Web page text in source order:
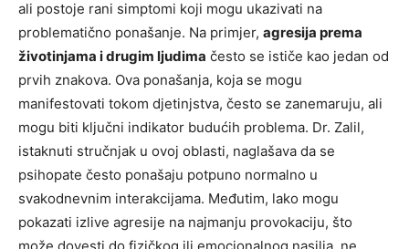
ali postoje rani simptomi koji mogu ukazivati na
problematično ponašanje. Na primjer, agresija prema
životinjama i drugim ljudima često se ističe kao jedan od
prvih znakova. Ova ponašanja, koja se mogu
manifestovati tokom djetinjstva, često se zanemaruju, ali
mogu biti ključni indikator budućih problema. Dr. Zalil,
istaknuti stručnjak u ovoj oblasti, naglašava da se
psihopate često ponašaju potpuno normalno u
svakodnevnim interakcijama. Međutim, lako mogu
pokazati izlive agresije na najmanju provokaciju, što